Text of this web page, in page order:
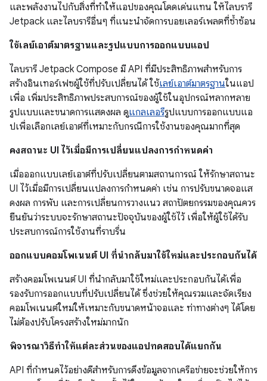
และพลังงานไปกับสิ่งที่ทำให้แอปของคุณโดดเด่นแทน ให้ไลบรารี
Jetpack และไลบรารีอื่นๆ ที่แนะนำจัดการบอยเลอร์เพลตที่ซ้ำซ้อน
ใช้เลย์เอาต์มาตรฐานและรูปแบบการออกแบบแอป
ไลบรารี Jetpack Compose มี API ที่มีประสิทธิภาพสำหรับการ
สร้างอินเทอร์เฟซผู้ใช้ที่ปรับเปลี่ยนได้ ใช้เลย์เอาต์มาตรฐานในแอป
เพื่อ เพิ่มประสิทธิภาพประสบการณ์ของผู้ใช้ในอุปกรณ์หลากหลาย
รูปแบบและขนาดการแสดงผล ดูแกลเลอรีรูปแบบการออกแบบแอ
ปเพื่อเลือกเลย์เอาต์ที่เหมาะกับกรณีการใช้งานของคุณมากที่สุด
คงสถานะ UI ไว้เมื่อมีการเปลี่ยนแปลงการกำหนดค่า
เมื่อออกแบบเลย์เอาต์ที่ปรับเปลี่ยนตามสถานการณ์ ให้รักษาสถานะ
UI ไว้เมื่อมีการเปลี่ยนแปลงการกำหนดค่า เช่น การปรับขนาดจอแส
ดงผล การพับ และการเปลี่ยนการวางแนว สถาปัตยกรรมของคุณควร
ยืนยันว่าระบบจะรักษาสถานะปัจจุบันของผู้ใช้ไว้ เพื่อให้ผู้ใช้ได้รับ
ประสบการณ์การใช้งานที่ราบรื่น
ออกแบบคอมโพเนนต์ UI ที่นำกลับมาใช้ใหม่และประกอบกันได้
สร้างคอมโพเนนต์ UI ที่นำกลับมาใช้ใหม่และประกอบกันได้เพื่อ
รองรับการออกแบบที่ปรับเปลี่ยนได้ ซึ่งช่วยให้คุณรวมและจัดเรียง
คอมโพเนนต์ใหม่ให้เหมาะกับขนาดหน้าจอและ ท่าทางต่างๆ ได้โดย
ไม่ต้องปรับโครงสร้างใหม่มากนัก
พิจารณาวิธีทำให้แต่ละส่วนของแอปทดสอบได้แยกกัน
API ที่กำหนดไว้อย่างดีสำหรับการดึงข้อมูลจากเครือข่ายจะช่วยให้การ